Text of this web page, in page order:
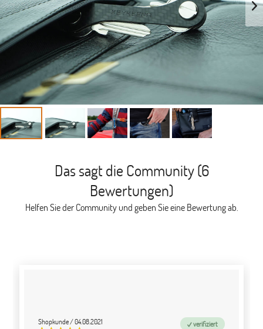
Das sagt die Community (6
Bewertungen)
Helfen Sie der Community und geben Sie eine Bewertung ab.
Shopkunde/04.08.2021 verifiziert